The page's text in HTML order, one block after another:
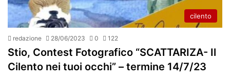
cilento
redazione 28/06/2023 0 122
Stio, Contest Fotografico “SCATTARIZA- Il
Cilento nei tuoi occhi” – termine 14/7/23